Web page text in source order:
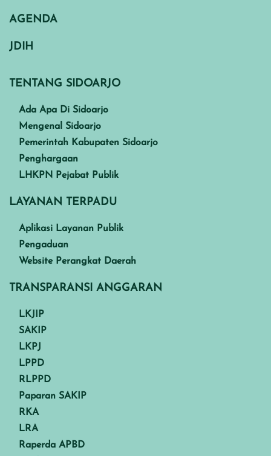
AGENDA
JDIH
TENTANG SIDOARJO
Ada Apa Di Sidoarjo
Mengenal Sidoarjo
Pemerintah Kabupaten Sidoarjo
Penghargaan
LHKPN Pejabat Publik
LAYANAN TERPADU
Aplikasi Layanan Publik
Pengaduan
Website Perangkat Daerah
TRANSPARANSI ANGGARAN
LKJIP
SAKIP
LKPJ
LPPD
RLPPD
Paparan SAKIP
RKA
LRA
Raperda APBD